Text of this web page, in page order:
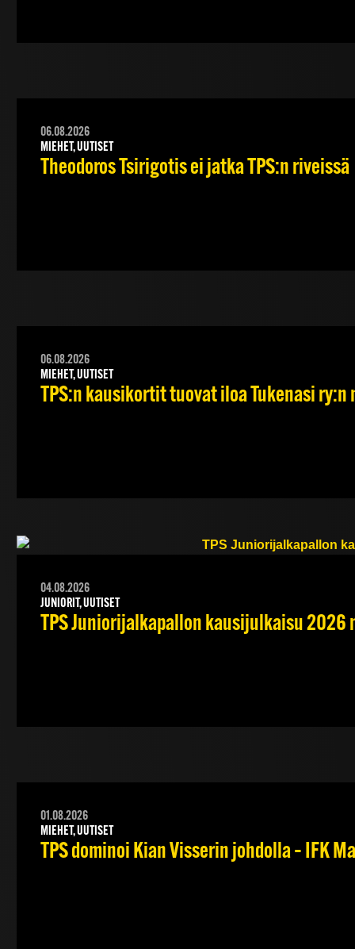
06.08.2026
MIEHET, UUTISET
Theodoros Tsirigotis ei jatka TPS:n riveissä
06.08.2026
MIEHET, UUTISET
TPS:n kausikortit tuovat iloa Tukenasi
04.08.2026
JUNIORIT, UUTISET
TPS Juniorijalkapallon kausijulkaisu 2026
01.08.2026
MIEHET, UUTISET
TPS dominoi Kian Visserin johdolla – IFK